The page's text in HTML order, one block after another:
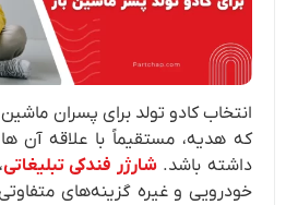
انتخاب کادو تولد برای پسران
که هدیه، مستقیماً با علاقه آن
داشته باشد.شارژر فندکی تبلیغاتی
خودرویی و غیره گزینه‌های